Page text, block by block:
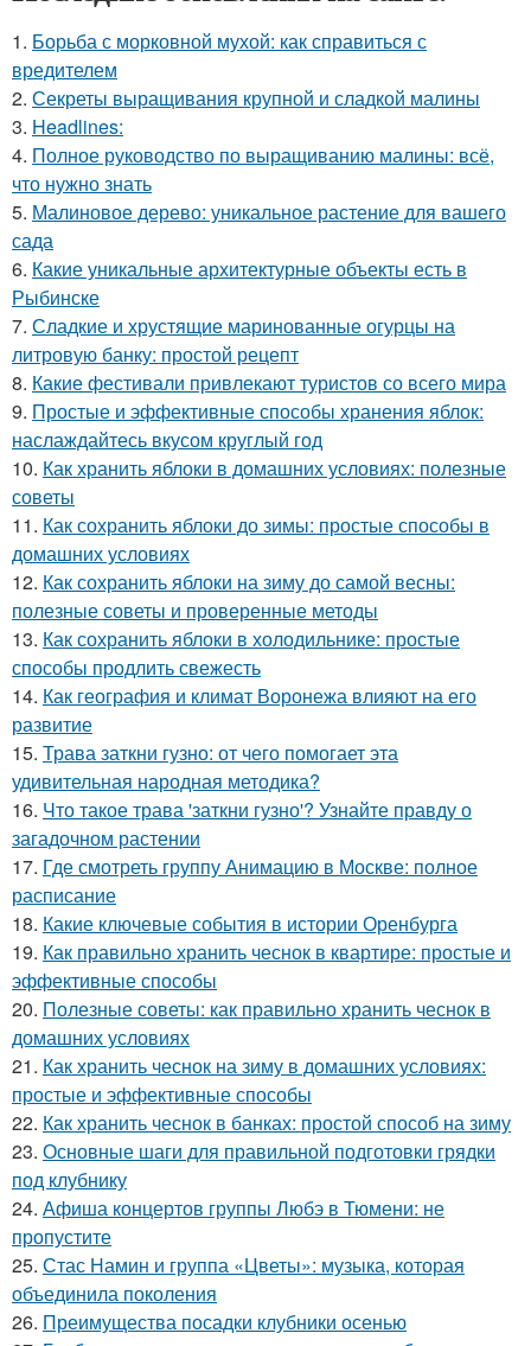
1. Борьба с морковной мухой: как справиться с
вредителем
2. Секреты выращивания крупной и сладкой малины
3. Headlines:
4. Полное руководство по выращиванию малины: всё,
что нужно знать
5. Малиновое дерево: уникальное растение для вашего
сада
6. Какие уникальные архитектурные объекты есть в
Рыбинске
7. Сладкие и хрустящие маринованные огурцы на
литровую банку: простой рецепт
8. Какие фестивали привлекают туристов со всего мира
9. Простые и эффективные способы хранения яблок:
наслаждайтесь вкусом круглый год
10. Как хранить яблоки в домашних условиях: полезные
советы
11. Как сохранить яблоки до зимы: простые способы в
домашних условиях
12. Как сохранить яблоки на зиму до самой весны:
полезные советы и проверенные методы
13. Как сохранить яблоки в холодильнике: простые
способы продлить свежесть
14. Как география и климат Воронежа влияют на его
развитие
15. Трава заткни гузно: от чего помогает эта
удивительная народная методика?
16. Что такое трава 'заткни гузно'? Узнайте правду о
загадочном растении
17. Где смотреть группу Анимацию в Москве: полное
расписание
18. Какие ключевые события в истории Оренбурга
19. Как правильно хранить чеснок в квартире: простые и
эффективные способы
20. Полезные советы: как правильно хранить чеснок в
домашних условиях
21. Как хранить чеснок на зиму в домашних условиях:
простые и эффективные способы
22. Как хранить чеснок в банках: простой способ на зиму
23. Основные шаги для правильной подготовки грядки
под клубнику
24. Афиша концертов группы Любэ в Тюмени: не
пропустите
25. Стас Намин и группа «Цветы»: музыка, которая
объединила поколения
26. Преимущества посадки клубники осенью